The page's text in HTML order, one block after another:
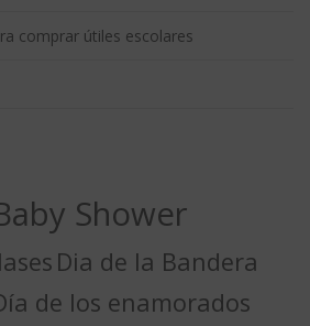
comprar útiles escolares
Shower
Dia de la Bandera
de los enamorados